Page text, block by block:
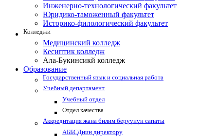
Инженерно-технологический факультет
Юридико-таможенный факультет
Историко-филологический факультет
Колледжи
Медицинский колледж
Кесиптик колледж
Ала-Букинсикй колледж
Образование
Государственный язык и социальная работа
Учебный департамент
Учебный отдел
Отдел качества
Аккредитация жана билим берүүнүн сапаты
АББСДнин директору